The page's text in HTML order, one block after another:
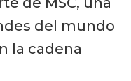
del mundo
la cadena